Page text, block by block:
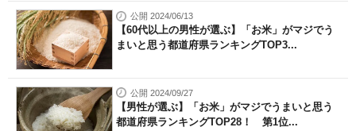
公開 2024/06/13
【60代以上の男性が選ぶ】「お米」がマジでう
まいと思う都道府県ランキングTOP3...
公開 2024/09/27
【男性が選ぶ】「お米」がマジでうまいと思う
都道府県ランキングTOP28！ 第1位...